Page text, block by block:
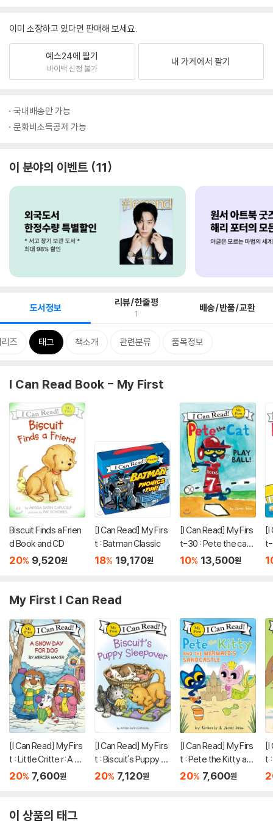
이미 소장하고 있다면 판매해 보세요.
예스24에 팔기
바이백 신청 불가
내 가게에서 팔기
국내배송만 가능
문화비소득공제 가능
이 분야의 이벤트 11
도서정보 리뷰/한줄평
1 배송/반품/교환
즈 태그 책소개 관련분류 품목정보
I Can Read Book - My First
Biscuit Finds a Frien
d Book and CD
20% 9,520원
[I Can Read] My Firs
t : Batman Classic
18% 19,170원
[I Can Read] My Firs
t-30 : Pete the cat -
Play Ball!
10% 13,500원
[I
t-
My First I Can Read
[I Can Read] My Firs
t : Little Critte r: A Sn
ow Day for Dog
20% 7,600원
[I Can Read] My Firs
t : Biscuit's Puppy Sl
eepover
20% 7,120원
[I Can Read] My Firs
t : Pete the Kitty and
the Mermaid's Sand
20% 7,600원
[I
t
이 상품의 태그